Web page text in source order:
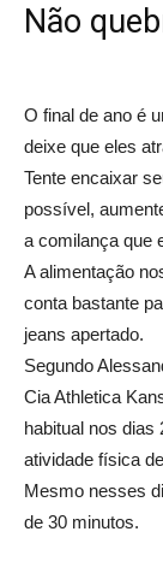
Não
O final de ano é
deixe que eles
Tente encaixar
possível,
a comilança que
A alimentação
conta bastante
jeans apertado.
Segundo
Cia Athletica
habitual nos dias
atividade física
Mesmo nesses
de 30 minutos.